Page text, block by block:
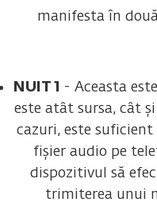
manifesta în
NUIT 1
- Aceasta
este atât sursa, cât
cazuri, este
fișier audio pe
dispozitivul să
trimiterea unui